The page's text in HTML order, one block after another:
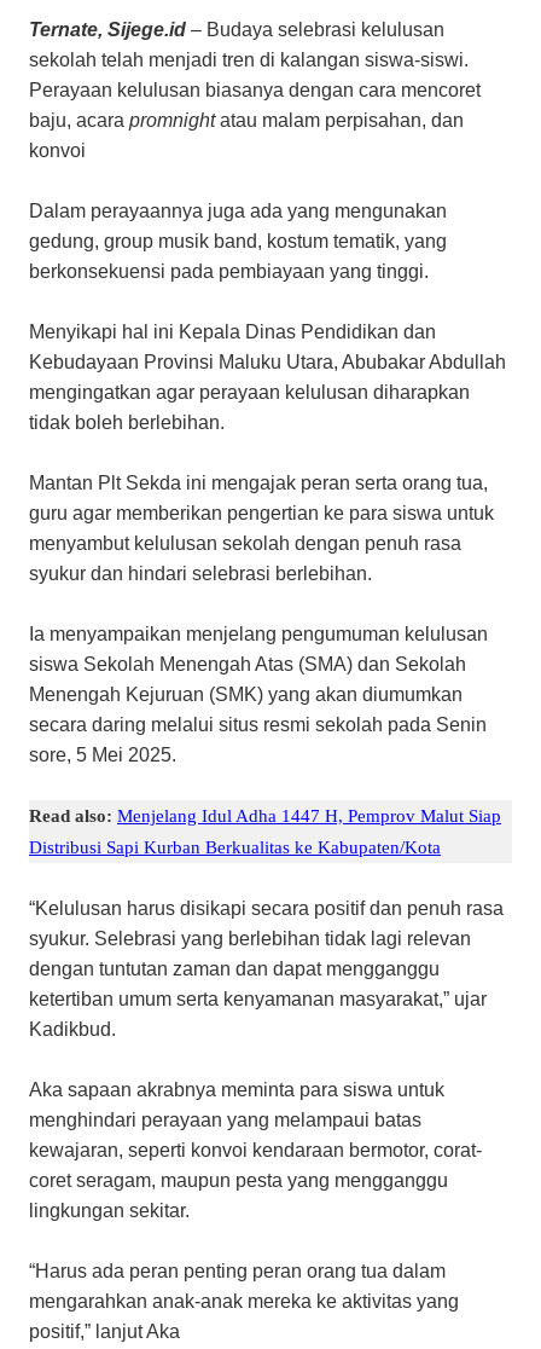
Ternate, Sijege.id – Budaya selebrasi kelulusan
sekolah telah menjadi tren di kalangan siswa-siswi.
Perayaan kelulusan biasanya dengan cara mencoret
baju, acara promnightatau malam perpisahan, dan
konvoi
Dalam perayaannya juga ada yang mengunakan
gedung, group musik band, kostum tematik, yang
berkonsekuensi pada pembiayaan yang tinggi.
Menyikapi hal ini Kepala Dinas Pendidikan dan
Kebudayaan Provinsi Maluku Utara, Abubakar Abdullah
mengingatkan agar perayaan kelulusan diharapkan
tidak boleh berlebihan.
Mantan Plt Sekda ini mengajak peran serta orang tua,
guru agar memberikan pengertian ke para siswa untuk
menyambut kelulusan sekolah dengan penuh rasa
syukur dan hindari selebrasi berlebihan.
Ia menyampaikan menjelang pengumuman kelulusan
siswa Sekolah Menengah Atas (SMA) dan Sekolah
Menengah Kejuruan (SMK) yang akan diumumkan
secara daring melalui situs resmi sekolah pada Senin
sore, 5 Mei 2025.
Read also: Menjelang Idul Adha 1447 H, Pemprov Malut Siap
Distribusi Sapi Kurban Berkualitas ke Kabupaten/Kota
“Kelulusan harus disikapi secara positif dan penuh rasa
syukur. Selebrasi yang berlebihan tidak lagi relevan
dengan tuntutan zaman dan dapat mengganggu
ketertiban umum serta kenyamanan masyarakat,” ujar
Kadikbud.
Aka sapaan akrabnya meminta para siswa untuk
menghindari perayaan yang melampaui batas
kewajaran, seperti konvoi kendaraan bermotor, corat-
coret seragam, maupun pesta yang mengganggu
lingkungan sekitar.
“Harus ada peran penting peran orang tua dalam
mengarahkan anak-anak mereka ke aktivitas yang
positif,” lanjut Aka